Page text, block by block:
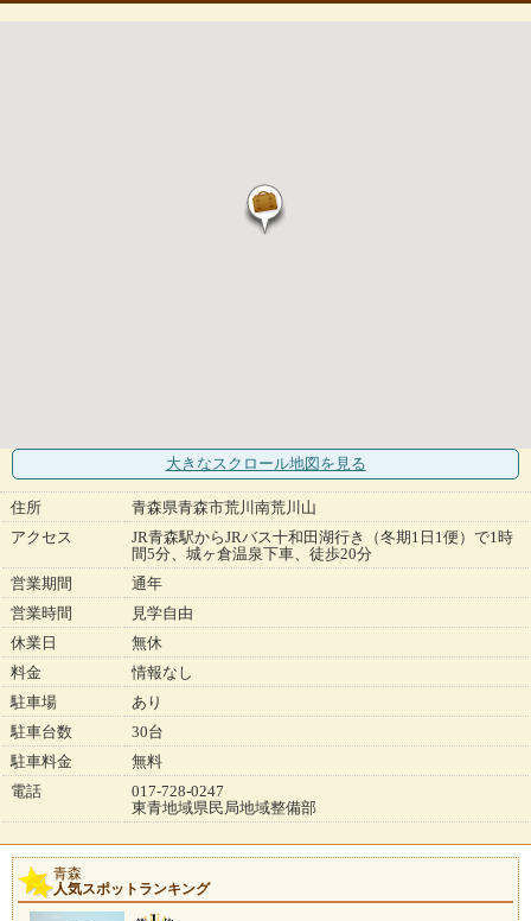
大きなスクロール地図 を見る
住所
青森県青森市荒川南荒川山
アクセス
JR青森駅からJRバス十和田湖行き（冬期1日1便）で1時
間5分、城ヶ倉温泉下車、徒歩20分
営業期間
通年
営業時間
見学自由
休業日
無休
料金
情報なし
駐車場
あり
駐車台数
30台
駐車料金
無料
電話
017-728-0247
東青地域県民局地域整備部
青森
人気スポットランキング